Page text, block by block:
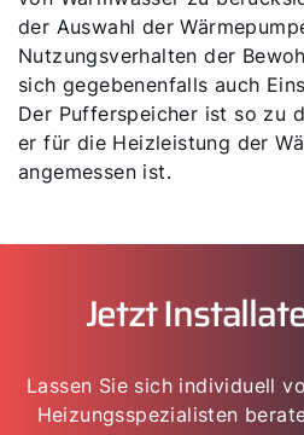
der Auswahl der
Nutzungsverhalten der
sich gegebenenfalls auch
Der Pufferspeicher ist so zu
er für die Heizleistung der
angemessen ist.
Jetzt
Lassen Sie sich individuell
Heizungsspezialisten